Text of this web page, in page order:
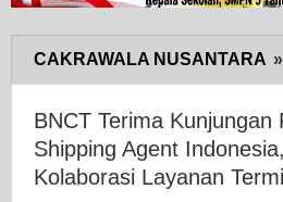
CAKRAWALA NUSANTARA »
BNCT Terima Kunjungan
Shipping Agent
Kolaborasi Layanan